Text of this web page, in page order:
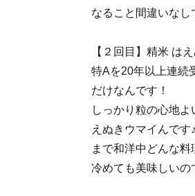
なること間違いなし
【２回目】精米 は
特Aを20年以上連続
だけなんです！
しっかり粒の心地
えぬきウマイんで
まで和洋中どんな料
冷めても美味しいの